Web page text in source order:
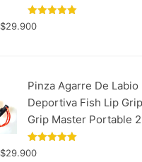
Valorado
con
$29.900
Pinza Agarre De Labio
Deportiva Fish Lip
Grip Master Portable
Valorado
con
$29.900